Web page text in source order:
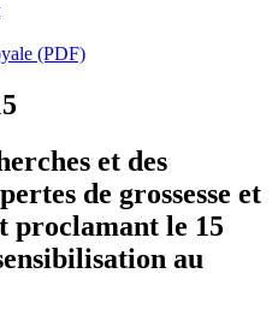
(PDF)
et des
de grossesse et
proclamant le 15
au